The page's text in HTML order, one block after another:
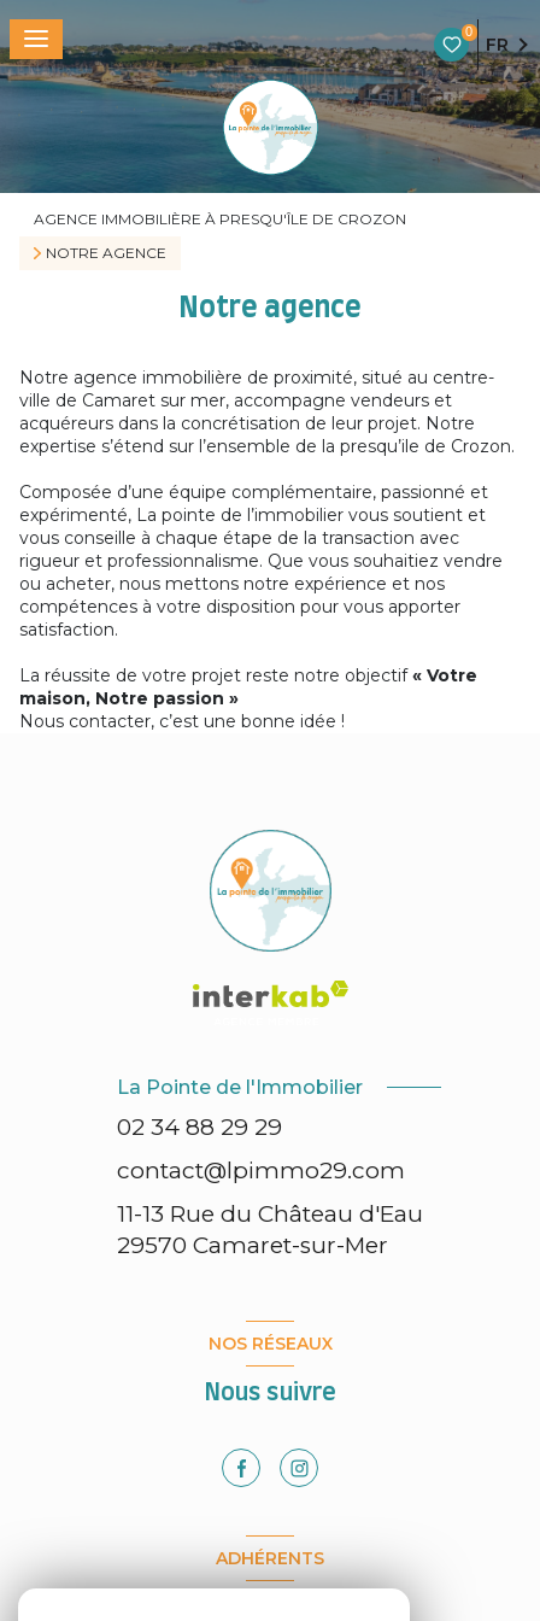
0
FR
AGENCE IMMOBILIÈRE À PRESQU'ÎLE DE CROZON
NOTRE AGENCE
Notre agence
Notre agence immobilière de proximité, situé au centre-
ville de Camaret sur mer, accompagne vendeurs et
acquéreurs dans la concrétisation de leur projet. Notre
expertise s’étend sur l’ensemble de la presqu’ile de Crozon.
Composée d’une équipe complémentaire, passionné et
expérimenté, La pointe de l’immobilier vous soutient et
vous conseille à chaque étape de la transaction avec
rigueur et professionnalisme. Que vous souhaitiez vendre
ou acheter, nous mettons notre expérience et nos
compétences à votre disposition pour vous apporter
satisfaction.
La réussite de votre projet reste notre objectif« Votre
maison, Notre passion »
Nous contacter, c’est une bonne idée !
La Pointe de l'Immobilier
02 34 88 29 29
contact@lpimmo29.com
11-13 Rue du Château d'Eau
29570 Camaret-sur-Mer
NOS RÉSEAUX
Nous suivre
ADHÉRENTS